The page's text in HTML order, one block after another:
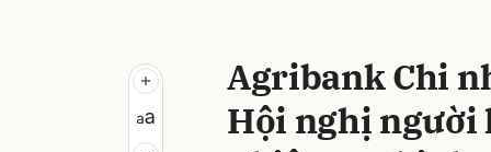
Agribank Chi
Hội nghị người